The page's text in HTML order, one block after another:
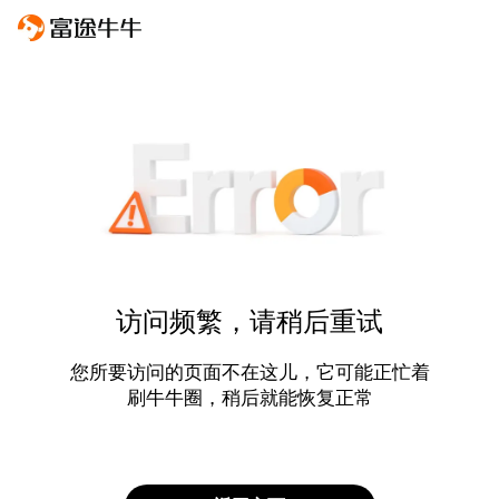
访问频繁，请稍后重试
您所要访问的页面不在这儿，它可能正忙着
刷牛牛圈，稍后就能恢复正常